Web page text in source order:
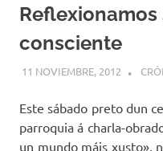
consciente
11 NOVIEMBRE, 2012
Este sábado preto dun
parroquia á charla-
un mundo máis xusto»,